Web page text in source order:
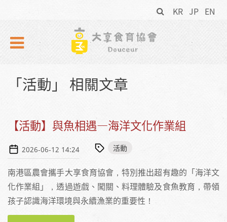
KR JP EN
搜
尋
表
「活動」 相關文章
【活動】與魚相遇—海洋文化作業組
2026-06-12 14:24 活動
南港區農會攜手大享食育協會，特別推出超有趣的「海洋文
化作業組」，透過遊戲、闖關、料理體驗及食魚教育，帶領
孩子認識海洋環境與永續漁業的重要性！